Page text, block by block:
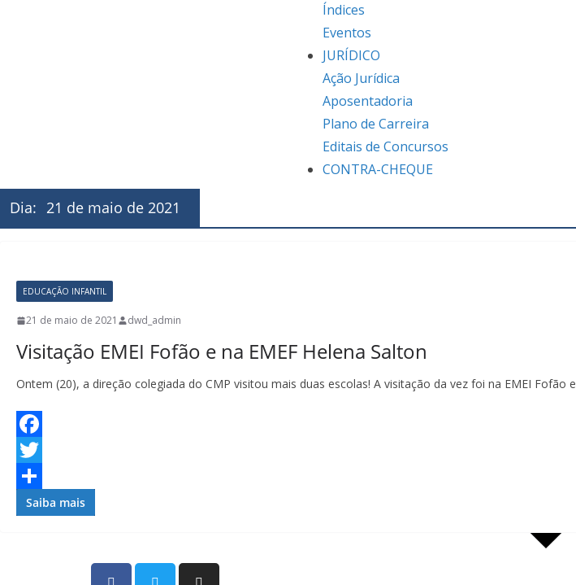
Índices
Eventos
JURÍDICO
Ação Jurídica
Aposentadoria
Plano de Carreira
Editais de Concursos
CONTRA-CHEQUE
Dia: 21 de maio de 2021
EDUCAÇÃO INFANTIL
21 de maio de 2021 dwd_admin
Visitação EMEI Fofão e na EMEF Helena Salton
Ontem (20), a direção colegiada do CMP visitou mais duas escolas! A visitação da vez foi na EMEI Fofão e
F
aT
Saiba mais